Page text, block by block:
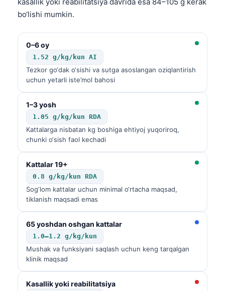
bo‘lishi mumkin.
0–6 oy
1.52 g/kg/kun AI
Tezkor go‘dak o‘sishi va sutga asoslangan oziqlantirish
uchun yetarli iste’mol bahosi
1–3 yosh
1.05 g/kg/kun RDA
Kattalarga nisbatan kg boshiga ehtiyoj yuqoriroq,
chunki o‘sish faol kechadi
Kattalar 19+
0.8 g/kg/kun RDA
Sog‘lom kattalar uchun minimal o‘rtacha maqsad,
tiklanish maqsadi emas
65 yoshdan oshgan kattalar
1.0–1.2 g/kg/kun
Mushak va funksiyani saqlash uchun keng tarqalgan
klinik maqsad
Kasallik yoki reabilitatsiya